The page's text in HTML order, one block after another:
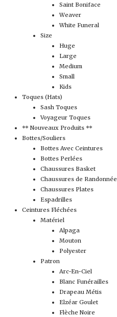
Saint Boniface
Weaver
White Funeral
Size
Huge
Large
Medium
Small
Kids
Toques (Hats)
Sash Toques
Voyageur Toques
** Nouveaux Produits **
Bottes/Souliers
Bottes Avec Ceintures
Bottes Perlées
Chaussures Basket
Chaussures de Randonnée
Chaussures Plates
Espadrilles
Ceintures Fléchées
Matériel
Alpaga
Mouton
Polyester
Patron
Arc-En-Ciel
Blanc Funérailles
Drapeau Métis
Elzéar Goulet
Flèche Noire